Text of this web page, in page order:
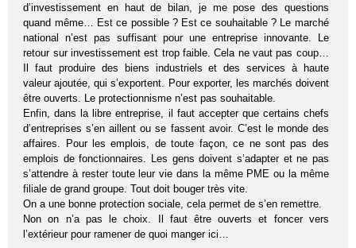
d’investissement en haut de bilan, je me pose des questions
quand même… Est ce possible ? Est ce souhaitable ? Le marché
national n’est pas suffisant pour une entreprise innovante. Le
retour sur investissement est trop faible. Cela ne vaut pas coup…
Il faut produire des biens industriels et des services à haute
valeur ajoutée, qui s’exportent. Pour exporter, les marchés doivent
être ouverts. Le protectionnisme n’est pas souhaitable.
Enfin, dans la libre entreprise, il faut accepter que certains chefs
d’entreprises s’en aillent ou se fassent avoir. C’est le monde des
affaires. Pour les emplois, de toute façon, ce ne sont pas des
emplois de fonctionnaires. Les gens doivent s’adapter et ne pas
s’attendre à rester toute leur vie dans la même PME ou la même
filiale de grand groupe. Tout doit bouger très vite.
On a une bonne protection sociale, cela permet de s’en remettre.
Non on n’a pas le choix. Il faut être ouverts et foncer vers
l’extérieur pour ramener de quoi manger ici…